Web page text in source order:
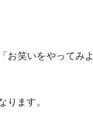
お笑いをやってみよ
ます。